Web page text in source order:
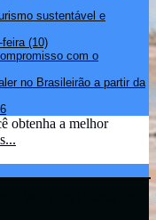
sustentável e
(10)
com o
no Brasileirão a partir da
obtenha a melhor